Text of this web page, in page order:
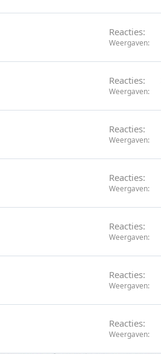
Reacties
Weergaven
Reacties
Weergaven
Reacties
Weergaven
Reacties
Weergaven
Reacties
Weergaven
Reacties
Weergaven
Reacties
Weergaven